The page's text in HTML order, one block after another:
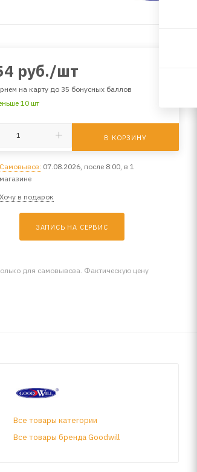
руб./шт
на карту до 35 бонусных баллов
10 шт
В КОРЗИНУ
Самовывоз: 07.08.2026, после 8:00, в 1
магазине
Хочу в подарок
ЗАПИСЬ НА СЕРВИС
для самовывоза. Фактическую цену
Все товары категории
Все товары бренда Goodwill